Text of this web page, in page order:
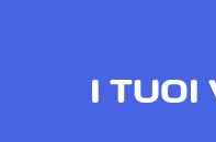
I TUOI